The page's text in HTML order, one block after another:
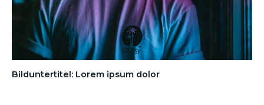
Bilduntertitel: Lorem ipsum dolor